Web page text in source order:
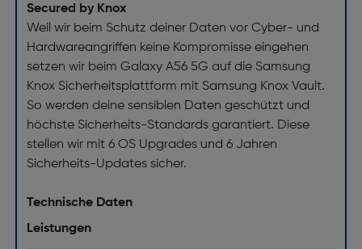
Secured by Knox
Weil wir beim Schutz deiner Daten vor Cyber- und
Hardwareangriffen keine Kompromisse eingehen
setzen wir beim Galaxy A56 5G auf die Samsung
Knox Sicherheitsplattform mit Samsung Knox Vault.
So werden deine sensiblen Daten geschützt und
höchste Sicherheits-Standards garantiert. Diese
stellen wir mit 6 OS Upgrades und 6 Jahren
Sicherheits-Updates sicher.
Technische Daten
Leistungen